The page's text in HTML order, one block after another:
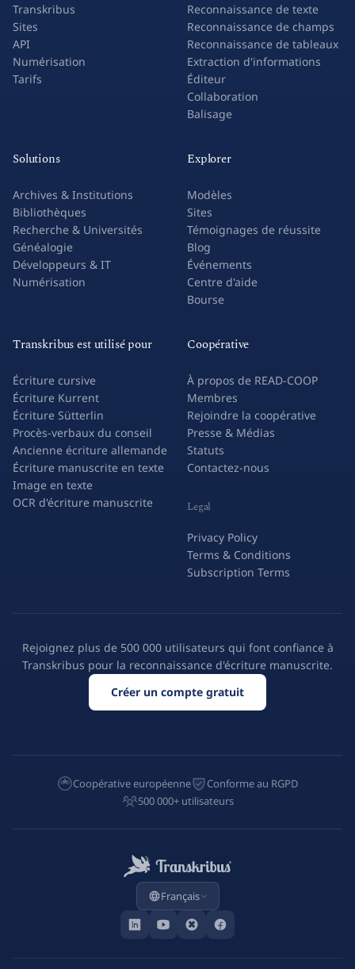
Transkribus
Sites
API
Numérisation
Tarifs
Reconnaissance de texte
Reconnaissance de champs
Reconnaissance de tableaux
Extraction d'informations
Éditeur
Collaboration
Balisage
Solutions
Archives & Institutions
Bibliothèques
Recherche & Universités
Généalogie
Développeurs & IT
Numérisation
Explorer
Modèles
Sites
Témoignages de réussite
Blog
Événements
Centre d'aide
Bourse
Transkribus est utilisé pour
Écriture cursive
Écriture Kurrent
Écriture Sütterlin
Procès-verbaux du conseil
Ancienne écriture allemande
Écriture manuscrite en texte
Image en texte
OCR d'écriture manuscrite
Coopérative
À propos de READ-COOP
Membres
Rejoindre la coopérative
Presse & Médias
Statuts
Contactez-nous
Legal
Privacy Policy
Terms & Conditions
Subscription Terms
Rejoignez plus de 500 000 utilisateurs qui font confiance à
Transkribus pour la reconnaissance d'écriture manuscrite.
Créer un compte gratuit
Coopérative européenne
Conforme au RGPD
500 000+ utilisateurs
Français